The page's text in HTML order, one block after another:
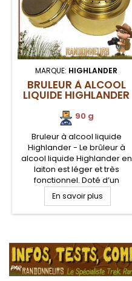
MARQUE: HIGHLANDER
BRULEUR À ALCOOL
LIQUIDE HIGHLANDER
90 g
Bruleur à alcool liquide
Highlander - Le brûleur à
alcool liquide Highlander en
laiton est léger et très
fonctionnel. Doté d’un
couvercle à visser avec un
joint en caoutchouc et d’un
régulateur de flamme, il est
bushcraft. Consommable
alcool liquide ou Méthanol
En savoir plus